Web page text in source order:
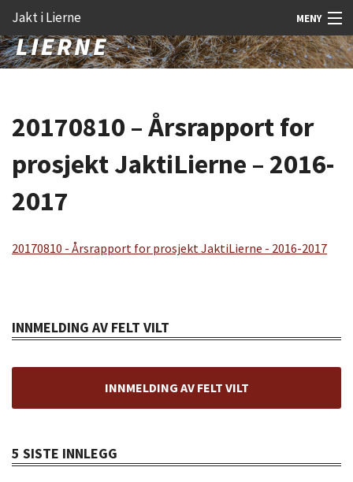
Jakt i Lierne MENY
Nyheter
Fangst
Felt vilt
Premie
innholdet
Forstørre
20170810 – Årsrapport for
prosjekt JaktiLierne – 2016-
2017
20170810 - Årsrapport for prosjekt JaktiLierne - 2016-2017
INNMELDING AV FELT VILT
INNMELDING AV FELT VILT
5 SISTE INNLEGG